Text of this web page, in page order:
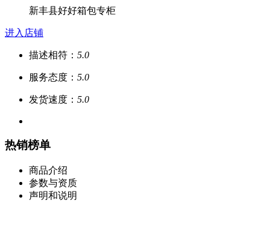
新丰县好好箱包专柜
进入店铺
描述相符： 5.0
服务态度： 5.0
发货速度： 5.0
热销榜单
商品介绍
参数与资质
声明和说明